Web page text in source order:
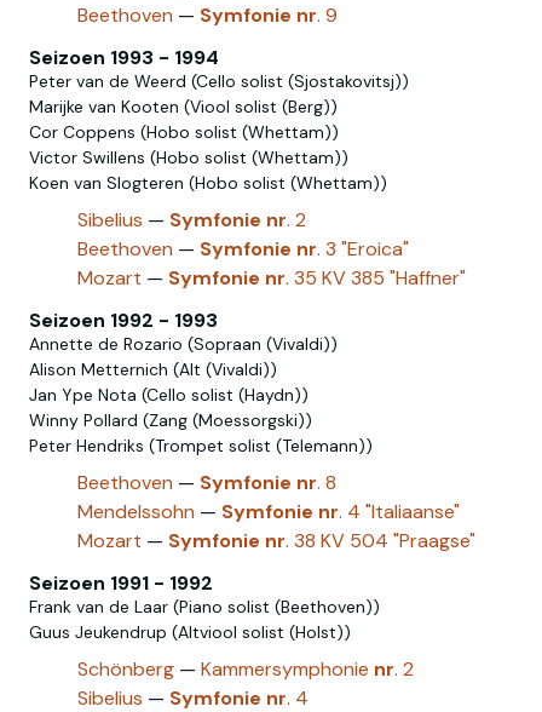
Beethoven — Symfonie nr. 9
Seizoen 1993 - 1994
Peter van de Weerd (Cello solist (Sjostakovitsj))
Marijke van Kooten (Viool solist (Berg))
Cor Coppens (Hobo solist (Whettam))
Victor Swillens (Hobo solist‎ (Whettam))
Koen van Slogteren (Hobo‎ solist‎‎ (Whettam))
Sibelius — Symfonie nr. 2
Beethoven — Symfonie nr. 3 "Eroica"
Mozart — Symfonie nr. 35 KV 385 "Haffner"
Seizoen 1992 - 1993
Annette de Rozario (Sopraan (Vivaldi))
Alison Metternich (Alt (Vivaldi))
Jan Ype Nota (Cello solist (Haydn))
Winny Pollard (Zang (Moessorgski))
Peter Hendriks (Trompet solist (Telemann))
Beethoven — Symfonie nr. 8
Mendelssohn — Symfonie nr. 4 "Italiaanse"
Mozart — Symfonie nr. 38 KV 504 "Praagse"
Seizoen 1991 - 1992
Frank van de Laar (Piano solist (Beethoven))
Guus Jeukendrup (Altviool solist (Holst))
Schönberg — Kammersymphonie nr. 2
Sibelius — Symfonie nr. 4